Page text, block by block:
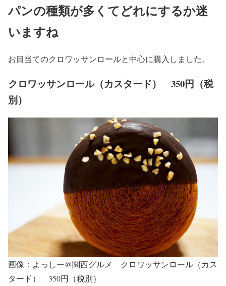
パンの種類が多くてどれにするか迷
いますね
お目当てのクロワッサンロールと中心に購入しました。
クロワッサンロール（カスタード） 350円（税
別）
画像：よっしー@関西グルメ クロワッサンロール（カス
タード） 350円（税別）